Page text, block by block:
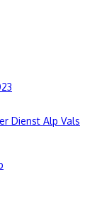
Dienst Alp Vals